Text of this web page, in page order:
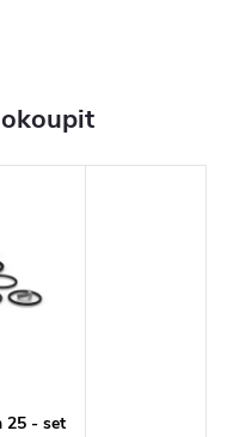
25 - set